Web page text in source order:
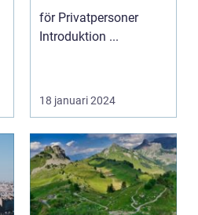
för Privatpersoner
Introduktion ...
18 januari 2024